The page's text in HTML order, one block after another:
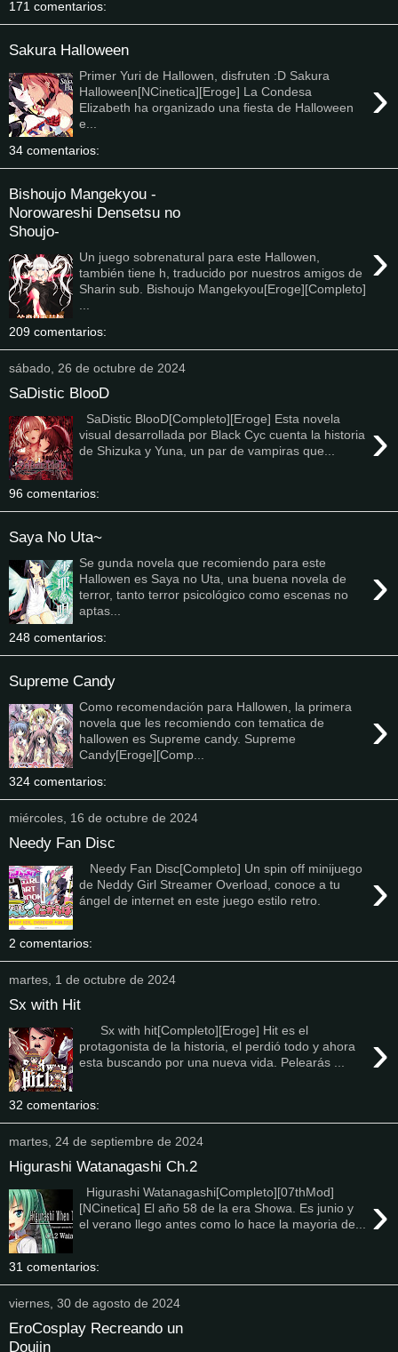
171 comentarios:
Sakura Halloween
›
Primer Yuri de Hallowen, disfruten :D Sakura
Halloween[NCinetica][Eroge] La Condesa
Elizabeth ha organizado una fiesta de Halloween
e...
34 comentarios:
Bishoujo Mangekyou -
Norowareshi Densetsu no
Shoujo-
›
Un juego sobrenatural para este Hallowen,
también tiene h, traducido por nuestros amigos de
Sharin sub. Bishoujo Mangekyou[Eroge][Completo]
209 comentarios:
sábado, 26 de octubre de 2024
SaDistic BlooD
›
SaDistic BlooD[Completo][Eroge] Esta novela
visual desarrollada por Black Cyc cuenta la historia
de Shizuka y Yuna, un par de vampiras que...
96 comentarios:
Saya No Uta~
›
Se gunda novela que recomiendo para este
Hallowen es Saya no Uta, una buena novela de
terror, tanto terror psicológico como escenas no
aptas...
248 comentarios:
Supreme Candy
›
Como recomendación para Hallowen, la primera
novela que les recomiendo con tematica de
hallowen es Supreme candy. Supreme
Candy[Eroge][Comp...
324 comentarios:
miércoles, 16 de octubre de 2024
Needy Fan Disc
›
Needy Fan Disc[Completo] Un spin off minijuego
de Neddy Girl Streamer Overload, conoce a tu
ángel de internet en este juego estilo retro.
2 comentarios:
martes, 1 de octubre de 2024
Sx with Hit
›
Sx with hit[Completo][Eroge] Hit es el
protagonista de la historia, el perdió todo y ahora
esta buscando por una nueva vida. Pelearás ...
32 comentarios:
martes, 24 de septiembre de 2024
Higurashi Watanagashi Ch.2
›
Higurashi Watanagashi[Completo][07thMod]
[NCinetica] El año 58 de la era Showa. Es junio y
el verano llego antes como lo hace la mayoria de...
31 comentarios:
viernes, 30 de agosto de 2024
EroCosplay Recreando un
Doujin